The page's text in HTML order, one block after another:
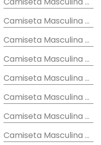
Camiseta Masculina
Camiseta Masculina
Camiseta Masculina
Camiseta Masculina
Camiseta Masculina
Camiseta Masculina
Camiseta Masculina